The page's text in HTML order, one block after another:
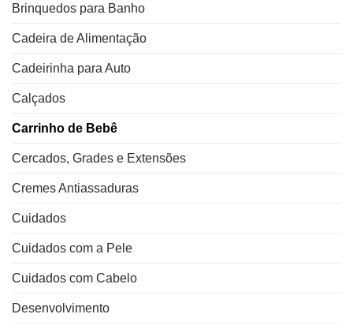
Brinquedos para Banho
Cadeira de Alimentação
Cadeirinha para Auto
Calçados
Carrinho de Bebê
Cercados, Grades e Extensões
Cremes Antiassaduras
Cuidados
Cuidados com a Pele
Cuidados com Cabelo
Desenvolvimento